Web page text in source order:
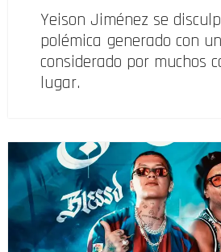
Yeison Jiménez se
polémica generado con
considerado por muchos
lugar.